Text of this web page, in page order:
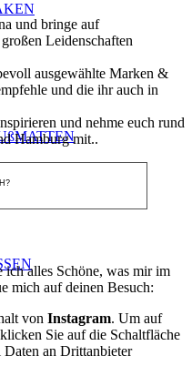
und bringe auf
Leidenschaften
ausgewählte Marken &
und die ihr auch in
und nehme euch rund
Hamburg mit..
alles Schöne, was mir im
mich auf deinen Besuch:
von Instagram. Um auf
Sie auf die Schaltfläche
Daten an Drittanbieter